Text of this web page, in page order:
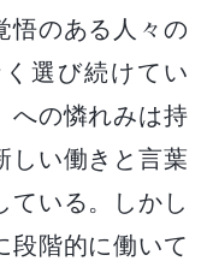
悟のある人々の
選び続けてい
への憐れみは持
しい働きと言葉
ている。しかし
段階的に働いて